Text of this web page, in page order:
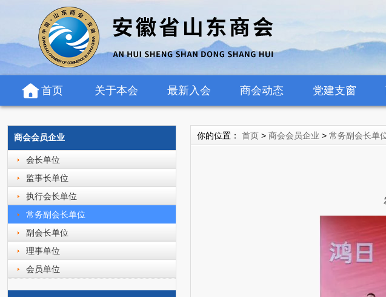
首页 关于本会 最新入会 商会动态 党建支窗
商会会员企业
会长单位
监事长单位
执行会长单位
常务副会长单位
副会长单位
理事单位
会员单位
你的位置： 首页> 商会会员企业 > 常务副会长单